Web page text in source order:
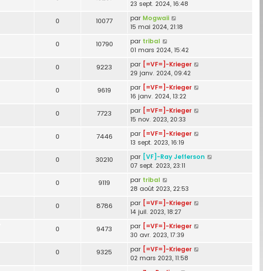
23 sept. 2024, 16:48
0 10077 par Mogwaii
15 mai 2024, 21:18
0 10790 par tribal
01 mars 2024, 15:42
0 9223 par [=VF=]-Krieger
29 janv. 2024, 09:42
0 9619 par [=VF=]-Krieger
16 janv. 2024, 13:22
0 7723 par [=VF=]-Krieger
15 nov. 2023, 20:33
0 7446 par [=VF=]-Krieger
13 sept. 2023, 16:19
0 30210 par [VF]-Ray Jefferson
07 sept. 2023, 23:11
0 9119 par tribal
28 août 2023, 22:53
0 8786 par [=VF=]-Krieger
14 juil. 2023, 18:27
0 9473 par [=VF=]-Krieger
30 avr. 2023, 17:39
0 9325 par [=VF=]-Krieger
02 mars 2023, 11:58